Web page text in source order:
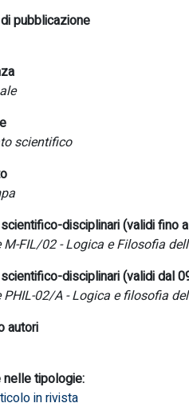
pubblicazione
scientifico
disciplinari (validi fino
M-FIL/02 - Logica e Filosofia
disciplinari (validi dal
PHIL-02/A - Logica e filosofia
autori
nelle tipologie:
in rivista